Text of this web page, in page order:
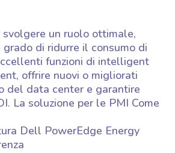
svolgere un ruolo ottimale,
grado di ridurre il consumo di
funzioni di intelligent
offrire nuovi o migliorati
del data center e garantire
La soluzione per le PMI Come
Dell PowerEdge Energy